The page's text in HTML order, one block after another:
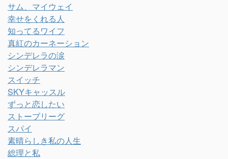
サム、マイウェイ
幸せをくれる人
知ってるワイフ
真紅のカーネーション
シンデレラの涙
シンデレラマン
スイッチ
SKYキャッスル
ずっと恋したい
ストーブリーグ
スパイ
素晴らしき私の人生
総理と私